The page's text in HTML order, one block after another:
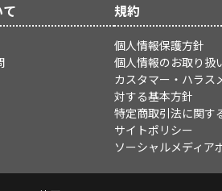
規約
個人情報保護方針
個人情報のお取り扱
カスタマー・ハラス
対する基本方針
特定商取引法に関す
サイトポリシー
ソーシャルメディア